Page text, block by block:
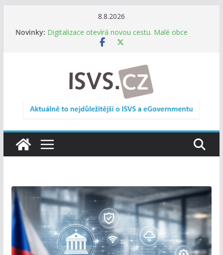
8.8.2026
Novinky: Digitalizace otevírá novou cestu. Malé obce
nemusí zanikat, mohou více spolupracovat
DIA: Informační systém dlouhodobého řízení
(ISDŘ) je od července v plném provozu
RVIS – Výbor pro architekturu a řízení ICT
zveřejnil materiály z nového jednání
Informace o obcích vždy po ruce. SMS ČR spouští